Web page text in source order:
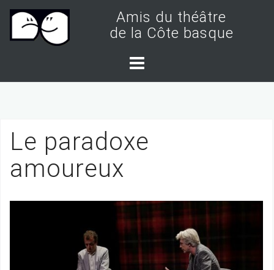
t
Amis du théâtre
de la Côte basque
Le paradoxe
amoureux